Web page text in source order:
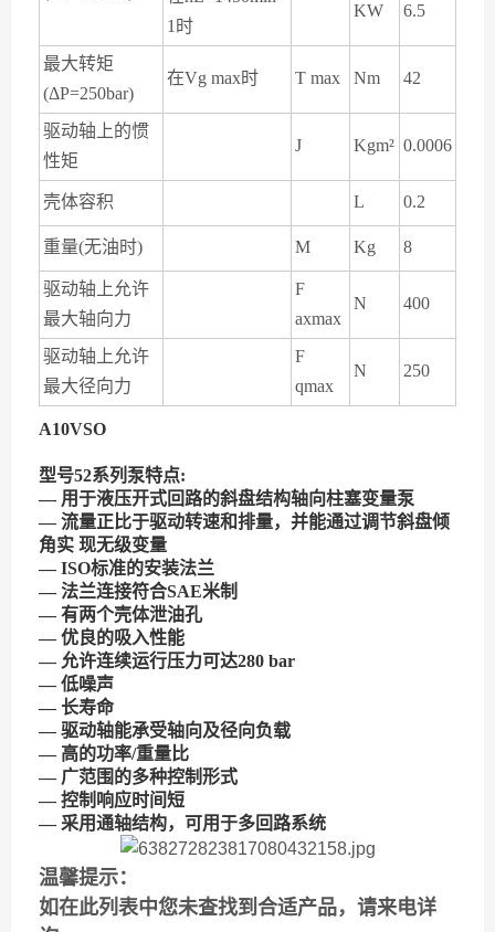
1 时
KW 6.5
最大转矩
(ΔP=250bar)
在Vg max时 T max Nm 42
驱动轴上的惯
性矩
J Kgm² 0.0006
壳体容积 L 0.2
重量(无油时) M Kg 8
驱动轴上允许
最大轴向力
F
axmax
N 400
驱动轴上允许
最大径向力
F
qmax
N 250
A10VSO
型号52系列泵特点:
— 用于液压开式回路的斜盘结构轴向柱塞变量泵
— 流量正比于驱动转速和排量，并能通过调节斜盘倾
角实 现无级变量
— ISO标准的安装法兰
— 法兰连接符合SAE米制
— 有两个壳体泄油孔
— 优良的吸入性能
— 允许连续运行压力可达280 bar
— 低噪声
— 长寿命
— 驱动轴能承受轴向及径向负载
— 高的功率/重量比
— 广范围的多种控制形式
— 控制响应时间短
— 采用通轴结构，可用于多回路系统
温馨提示：
如在此列表中您未查找到合适产品，请来电详